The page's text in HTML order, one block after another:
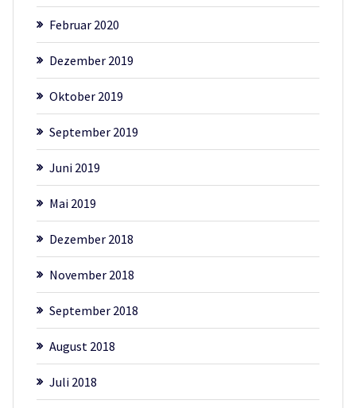
Februar 2020
Dezember 2019
Oktober 2019
September 2019
Juni 2019
Mai 2019
Dezember 2018
November 2018
September 2018
August 2018
Juli 2018